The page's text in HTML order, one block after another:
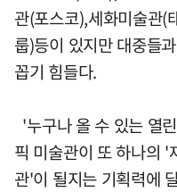
관(포스코),세화미술관(
룹)등이 있지만 대중들
꼽기 힘들다.
'누구나 올 수 있는 열
픽 미술관이 또 하나의
관'이 될지는 기획력에